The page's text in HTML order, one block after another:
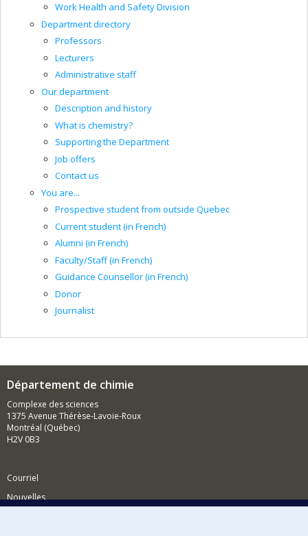
Work Health and Safety Division
Department directory
Professors
Lecturers
Administrative staff
Our department
Description and history
What is chemistry?
Supporting the Department
Job offers
Contact us
You are...
Prospective student from outside Quebec
Current student (in French)
Alumni (in French)
Faculty/Staff (in French)
Guidance Counsellor (in French)
Donor
Journalist
Département de chimie
Complexe des sciences
1375 Avenue Thérèse-Lavoie-Roux
Montréal (Québec)
H2V 0B3
Courriel
Nouvelles